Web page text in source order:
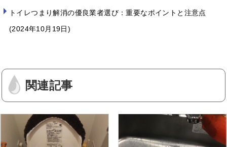
トイレつまり解消の優良業者選び：重要なポイントと注意点
2024年10月19日
関連記事